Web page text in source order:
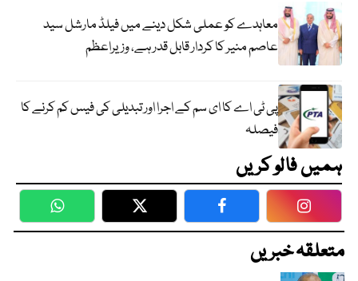
معاہدے کو عملی شکل دینے میں فیلڈ مارشل سید
عاصم منیر کا کردار قابل قدر ہے، وزیراعظم
پی ٹی اے کا ای سم کے اجرا اور تبدیلی کی فیس کم کرنے کا
فیصلہ
ہمیں فالو کریں
WhatsApp Twitter Facebook
متعلقہ خبریں